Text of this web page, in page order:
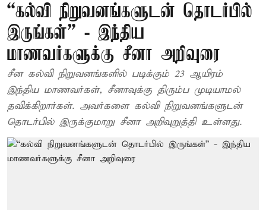
“கல்வி நிறுவனங்களுடன் தொடர்பில்
இருங்கள்” - இந்திய
மாணவர்களுக்கு சீனா அறிவுரை
சீன கல்வி நிறுவனங்களில் படிக்கும் 23 ஆயிரம்
இந்திய மாணவர்கள், சீனாவுக்கு திரும்ப முடியாமல்
தவிக்கிறார்கள். அவர்களை கல்வி நிறுவனங்களுடன்
தொடர்பில் இருக்குமாறு சீனா அறிவுறுத்தி உள்ளது.